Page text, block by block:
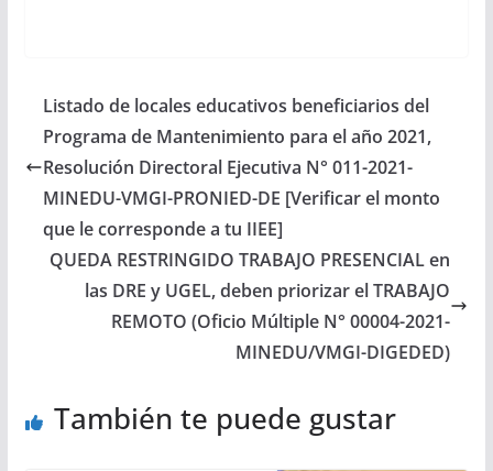
Listado de locales educativos beneficiarios del
Programa de Mantenimiento para el año 2021,
Resolución Directoral Ejecutiva N° 011-2021-
MINEDU-VMGI-PRONIED-DE [Verificar el monto
que le corresponde a tu IIEE]
QUEDA RESTRINGIDO TRABAJO PRESENCIAL en
las DRE y UGEL, deben priorizar el TRABAJO
REMOTO (Oficio Múltiple N° 00004-2021-
MINEDU/VMGI-DIGEDED)
También te puede gustar